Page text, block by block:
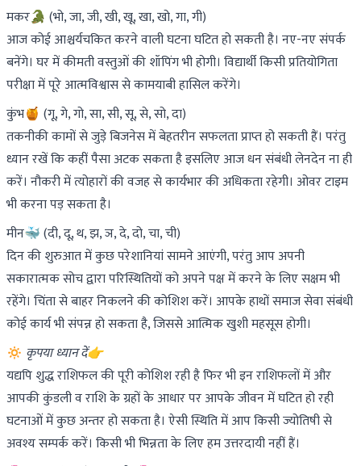
मकर🐊 (भो, जा, जी, खी, खू, खा, खो, गा, गी)
आज कोई आश्चर्यचकित करने वाली घटना घटित हो सकती है। नए-नए संपर्क
बनेंगे। घर में कीमती वस्तुओं की शॉपिंग भी होगी। विद्यार्थी किसी प्रतियोगिता
परीक्षा में पूरे आत्मविश्वास से कामयाबी हासिल करेंगे।
कुंभ🍯 (गू, गे, गो, सा, सी, सू, से, सो, दा)
तकनीकी कामों से जुड़े बिजनेस में बेहतरीन सफलता प्राप्त हो सकती हैं। परंतु
ध्यान रखें कि कहीं पैसा अटक सकता है इसलिए आज धन संबंधी लेनदेन ना ही
करें। नौकरी में त्योहारों की वजह से कार्यभार की अधिकता रहेगी। ओवर टाइम
भी करना पड़ सकता है।
मीन🐳 (दी, दू, थ, झ, ञ, दे, दो, चा, ची)
दिन की शुरुआत में कुछ परेशानियां सामने आएंगी, परंतु आप अपनी
सकारात्मक सोच द्वारा परिस्थितियों को अपने पक्ष में करने के लिए सक्षम भी
रहेंगे। चिंता से बाहर निकलने की कोशिश करें। आपके हाथों समाज सेवा संबंधी
कोई कार्य भी संपन्न हो सकता है, जिससे आत्मिक खुशी महसूस होगी।
🔅 कृपया ध्यान दें👉
यद्यपि शुद्ध राशिफल की पूरी कोशिश रही है फिर भी इन राशिफलों में और
आपकी कुंडली व राशि के ग्रहों के आधार पर आपके जीवन में घटित हो रही
घटनाओं में कुछ अन्तर हो सकता है। ऐसी स्थिति में आप किसी ज्योतिषी से
अवश्य सम्पर्क करें। किसी भी भिन्नता के लिए हम उत्तरदायी नहीं हैं।